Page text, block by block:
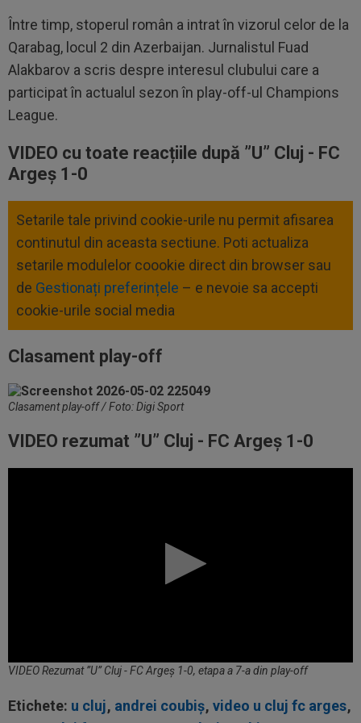
Între timp, stoperul român a intrat în vizorul celor de la
Qarabag, locul 2 din Azerbaijan. Jurnalistul Fuad
Alakbarov a scris despre interesul clubului care a
participat în actualul sezon în play-off-ul Champions
League.
VIDEO cu toate reacțiile după ”U” Cluj - FC
Argeș 1-0
Setarile tale privind cookie-urile nu permit afisarea
continutul din aceasta sectiune. Poti actualiza
setarile modulelor coookie direct din browser sau
de Gestionați preferințele – e nevoie sa accepti
cookie-urile social media
Clasament play-off
Clasament play-off / Foto: Digi Sport
VIDEO rezumat ”U” Cluj - FC Argeș 1-0
VIDEO Rezumat ”U” Cluj - FC Argeș 1-0, etapa a 7-a din play-off
Etichete: u cluj, andrei coubiș, video u cluj fc arges,